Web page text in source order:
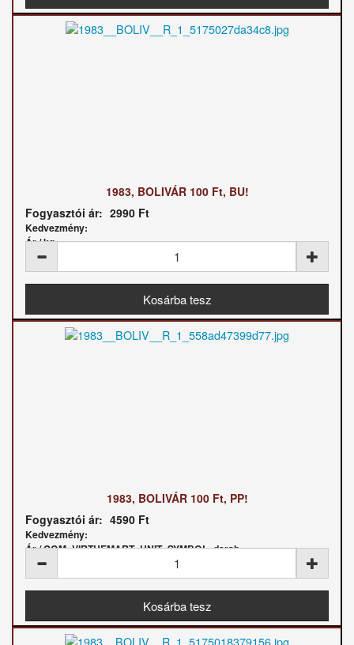
1983, BOLIVÁR 100 Ft, BU!
Fogyasztói ár: 2990 Ft
Kedvezmény:
Ár / kg:
1983, BOLIVÁR 100 Ft, PP!
Fogyasztói ár: 4590 Ft
Kedvezmény:
Ár / COM_VIRTUEMART_UNIT_SYMBOL_darab: